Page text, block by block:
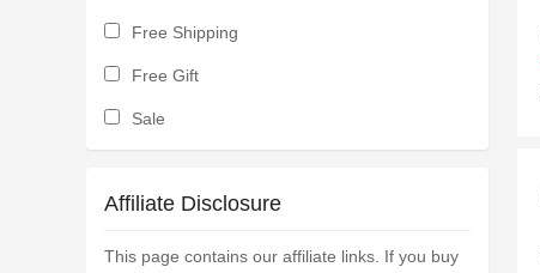
Free Shipping
Free Gift
Sale
Affiliate Disclosure
This page contains our affiliate links. If you buy